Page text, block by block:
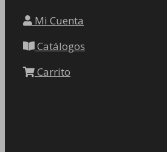
Mi Cuenta
Catálogos
Carrito